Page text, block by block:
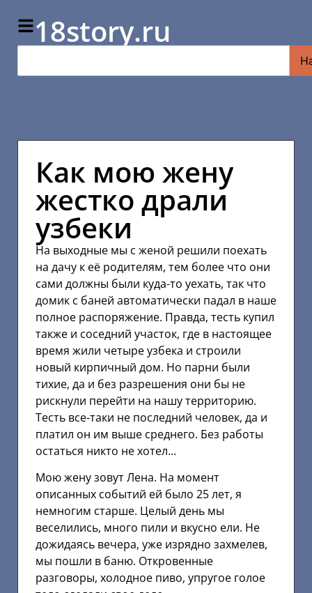
18story.ru
Как мою жену
жестко драли
узбеки
На выходные мы с женой решили поехать
на дачу к её родителям, тем более что они
сами должны были куда-то уехать, так что
домик с баней автоматически падал в наше
полное распоряжение. Правда, тесть купил
также и соседний участок, где в настоящее
время жили четыре узбека и строили
новый кирпичный дом. Но парни были
тихие, да и без разрешения они бы не
рискнули перейти на нашу территорию.
Тесть все-таки не последний человек, да и
платил он им выше среднего. Без работы
остаться никто не хотел…
Мою жену зовут Лена. На момент
описанных событий ей было 25 лет, я
немногим старше. Целый день мы
веселились, много пили и вкусно ели. Не
дожидаясь вечера, уже изрядно захмелев,
мы пошли в баню. Откровенные
разговоры, холодное пиво, упругое голое